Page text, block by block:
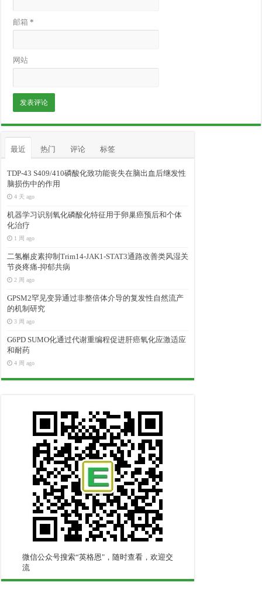
邮箱*
网站
最近 热门 评论 标签
TDP-43 S409/410磷酸化致功能丧失在脑出血后继发性
脑损伤中的作用
4 天 ago
机器学习识别氧化磷酸化特征用于卵巢癌预后和个体
化治疗
1 周 ago
二氢槲皮素抑制Trim14-JAK1-STAT3通路改善类风湿关
节炎疼痛-抑郁共病
2 周 ago
GPSM2罕见变异通过非整倍体介导的复发性自然流产
的机制研究
3 周 ago
G6PD SUMO化通过代谢重编程促进肝癌氧化应激适应
和耐药
4 周 ago
微信公众号搜索“英格恩"，随时查看，欢迎交
流